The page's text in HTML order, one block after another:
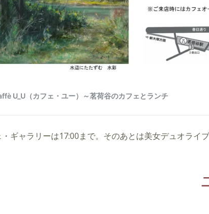
ギャラリーは17:00まで。そのあとは美女デュオライ